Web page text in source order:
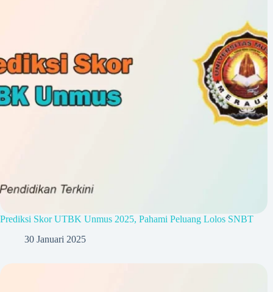
Prediksi Skor UTBK Unmus 2025, Pahami Peluang Lolos SNBT
30 Januari 2025